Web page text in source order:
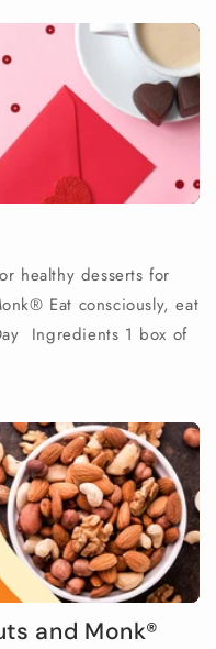
healthy desserts for
Eat consciously, eat
Ingredients 1 box of
and Monk®